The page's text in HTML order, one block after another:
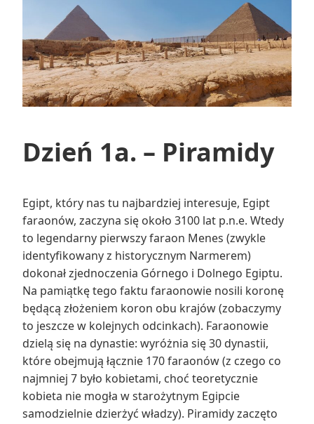
Dzień 1a. – Piramidy
Egipt, który nas tu najbardziej interesuje, Egipt
faraonów, zaczyna się około 3100 lat p.n.e. Wtedy
to legendarny pierwszy faraon Menes (zwykle
identyfikowany z historycznym Narmerem)
dokonał zjednoczenia Górnego i Dolnego Egiptu.
Na pamiątkę tego faktu faraonowie nosili koronę
będącą złożeniem koron obu krajów (zobaczymy
to jeszcze w kolejnych odcinkach). Faraonowie
dzielą się na dynastie: wyróżnia się 30 dynastii,
które obejmują łącznie 170 faraonów (z czego co
najmniej 7 było kobietami, choć teoretycznie
kobieta nie mogła w starożytnym Egipcie
samodzielnie dzierżyć władzy). Piramidy zaczęto